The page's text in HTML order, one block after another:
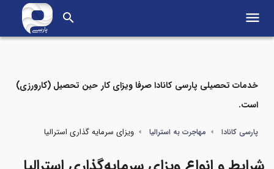
search menu
مواردی که در این مطلب می‌خوانید
انواع ویزای سرمایه‌گذاری استرالیا
خدمات تحصیلی پارسی کانادا صرفا ویزای کار حین تحصیل (کارورزی)
است.
پارسی کانادا مهاجرت به استرالیا ویزای سرمایه گذاری استرالیا